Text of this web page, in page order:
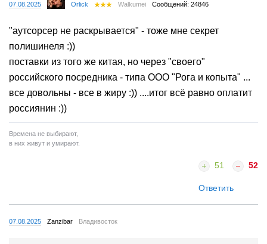
07.08.2025 Orlick Walkumei Сообщений: 24846
"аутсорсер не раскрывается" - тоже мне секрет
полишинеля :))
поставки из того же китая, но через "своего"
российского посредника - типа ООО "Рога и копыта" ...
все довольны - все в жиру :)) ....итог всё равно оплатит
россиянин :))
Времена не выбирают,
в них живут и умирают.
51 52
Ответить
07.08.2025 Zanzibar Владивосток